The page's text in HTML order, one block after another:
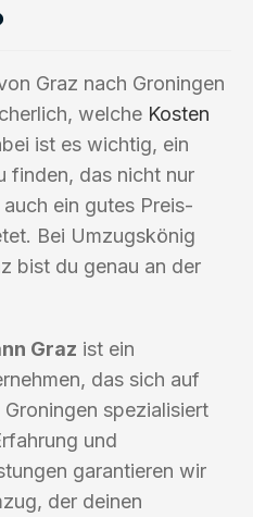
Graz nach Groningen
welche Kosten
ist es wichtig, ein
finden, das nicht nur
ein gutes Preis-
Bei Umzugskönig
bist du genau an der
Graz ist ein
das sich auf
spezialisiert
und
garantieren wir
der deinen